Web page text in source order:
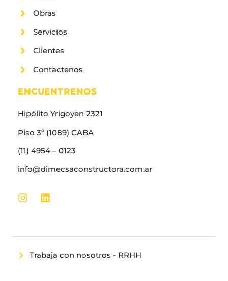
Obras
Servicios
Clientes
Contactenos
ENCUENTRENOS
Hipólito Yrigoyen 2321
Piso 3º (1089) CABA
(11) 4954 – 0123
info@dimecsaconstructora.com.ar
Trabaja con nosotros - RRHH